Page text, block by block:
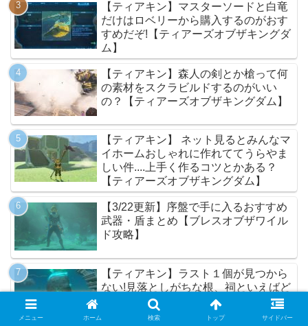
【ティアキン】マスターソードと白竜
だけはロベリーから購入するのがおす
すめだぞ!【ティアーズオブザキングダ
ム】
【ティアキン】森人の剣とか槍って何
の素材をスクラビルドするのがいい
の？【ティアーズオブザキングダム】
【ティアキン】 ネット見るとみんなマ
イホームおしゃれに作れててうらやま
しい件....上手く作るコツとかある？
【ティアーズオブザキングダム】
【3/22更新】序盤で手に入るおすすめ
武器・盾まとめ【ブレスオブザワイル
ド攻略】
【ティアキン】ラスト１個が見つから
ない!見落としがちな根、祠といえばど
こ？【ティアーズオブザキングダム】
メニュー ホーム 検索 トップ サイドバー